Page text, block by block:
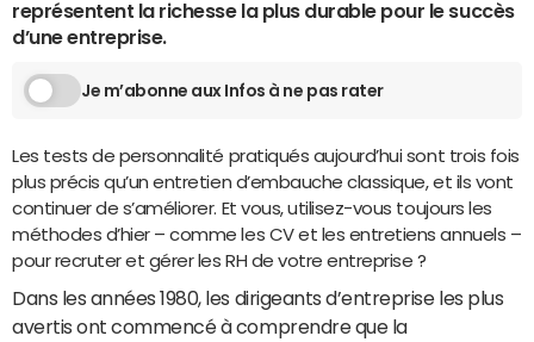
représentent la richesse la plus durable pour le succès
d’une entreprise.
Je m’abonne aux Infos à ne pas rater
Les tests de personnalité pratiqués aujourd’hui sont trois fois
plus précis qu’un entretien d’embauche classique, et ils vont
continuer de s’améliorer. Et vous, utilisez-vous toujours les
méthodes d’hier – comme les CV et les entretiens annuels –
pour recruter et gérer les RH de votre entreprise ?
Dans les années 1980, les dirigeants d’entreprise les plus
avertis ont commencé à comprendre que la